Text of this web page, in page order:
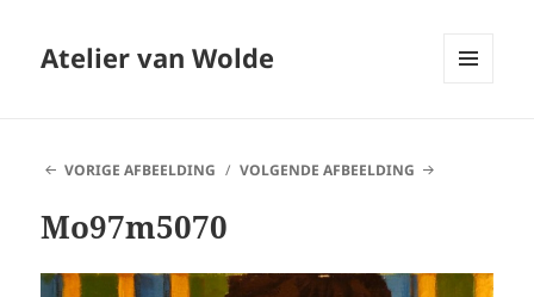
Atelier van Wolde
VORIGE AFBEELDING
VOLGENDE AFBEELDING
Mo97m5070